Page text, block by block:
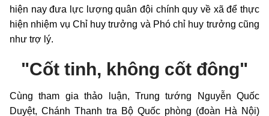
hiện nay đưa lực lượng quân đội chính quy về xã để thực
hiện nhiệm vụ Chỉ huy trưởng và Phó chỉ huy trưởng cũng
như trợ lý.
"Cốt tinh, không cốt đông"
Cùng tham gia thảo luận, Trung tướng Nguyễn Quốc
Duyệt, Chánh Thanh tra Bộ Quốc phòng (đoàn Hà Nội)